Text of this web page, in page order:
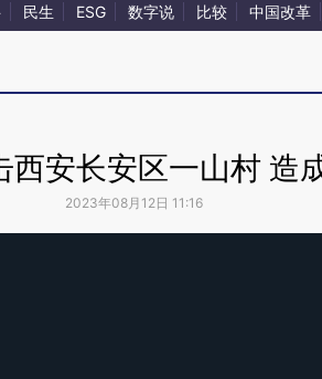
民生 ESG 数字说 比较 中国改革
西安长安区一山村 造
2023年08月12日 11:16